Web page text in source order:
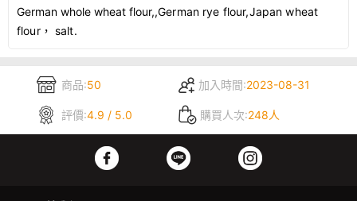
German whole wheat flour,,German rye flour,Japan wheat
flour， salt.
商品:50 加入時間:2023-08-31
評價:4.9 / 5.0 購買人次:248人